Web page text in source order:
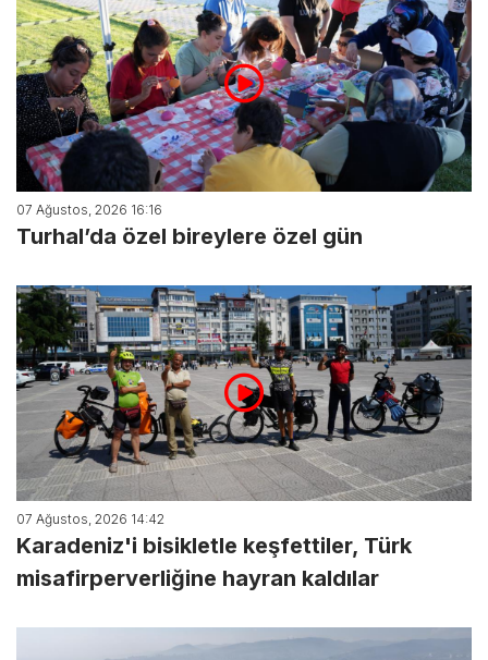
07 Ağustos, 2026 16:16
Turhal’da özel bireylere özel gün
07 Ağustos, 2026 14:42
Karadeniz'i bisikletle keşfettiler, Türk
misafirperverliğine hayran kaldılar